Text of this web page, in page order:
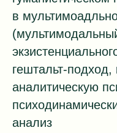
в
гештальт-
аналитическую
анализ